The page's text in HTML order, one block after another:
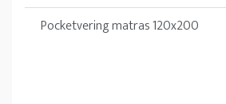
Pocketvering matras 120x200